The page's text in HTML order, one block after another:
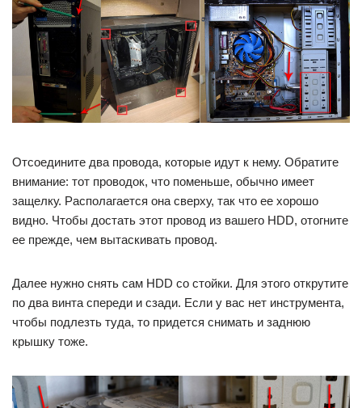
Отсоедините два провода, которые идут к нему. Обратите
внимание: тот проводок, что поменьше, обычно имеет
защелку. Располагается она сверху, так что ее хорошо
видно. Чтобы достать этот провод из вашего HDD, отогните
ее прежде, чем вытаскивать провод.
Далее нужно снять сам HDD со стойки. Для этого открутите
по два винта спереди и сзади. Если у вас нет инструмента,
чтобы подлезть туда, то придется снимать и заднюю
крышку тоже.